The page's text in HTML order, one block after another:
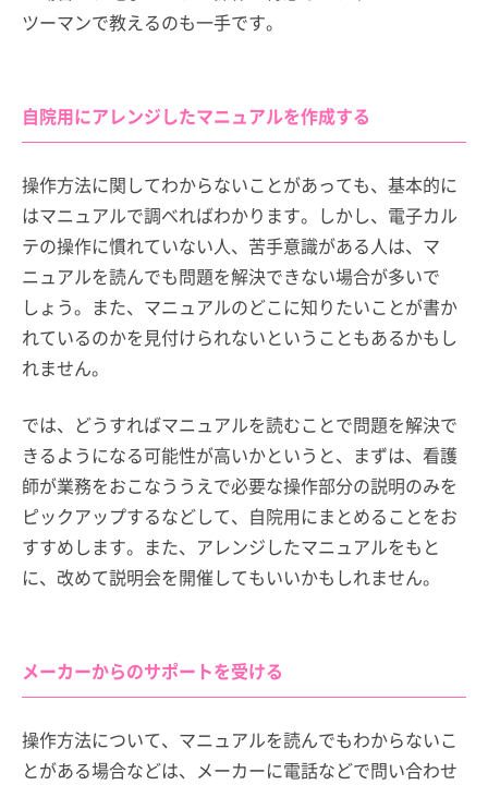
ツーマンで教えるのも一手です。
自院用にアレンジしたマニュアルを作成する
操作方法に関してわからないことがあっても、基本的に
はマニュアルで調べればわかります。しかし、電子カル
テの操作に慣れていない人、苦手意識がある人は、マ
ニュアルを読んでも問題を解決できない場合が多いで
しょう。また、マニュアルのどこに知りたいことが書か
れているのかを見付けられないということもあるかもし
れません。
では、どうすればマニュアルを読むことで問題を解決で
きるようになる可能性が高いかというと、まずは、看護
師が業務をおこなううえで必要な操作部分の説明のみを
ピックアップするなどして、自院用にまとめることをお
すすめします。また、アレンジしたマニュアルをもと
に、改めて説明会を開催してもいいかもしれません。
メーカーからのサポートを受ける
操作方法について、マニュアルを読んでもわからないこ
とがある場合などは、メーカーに電話などで問い合わせ